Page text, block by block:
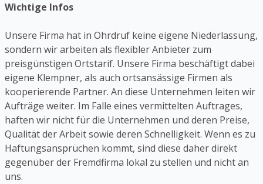
Wichtige Infos
Unsere Firma hat in Ohrdruf keine eigene Niederlassung,
sondern wir arbeiten als flexibler Anbieter zum
preisgünstigen Ortstarif. Unsere Firma beschäftigt dabei
eigene Klempner, als auch ortsansässige Firmen als
kooperierende Partner. An diese Unternehmen leiten wir
Aufträge weiter. Im Falle eines vermittelten Auftrages,
haften wir nicht für die Unternehmen und deren Preise,
Qualität der Arbeit sowie deren Schnelligkeit. Wenn es zu
Haftungsansprüchen kommt, sind diese daher direkt
gegenüber der Fremdfirma lokal zu stellen und nicht an
uns.